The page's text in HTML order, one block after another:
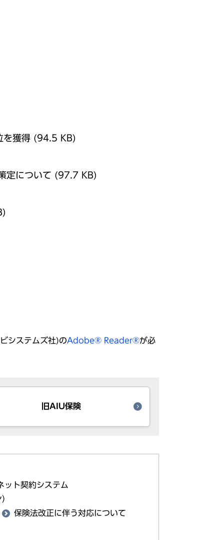
を獲得 (94.5 KB)
定について (97.7 KB)
システムズ社)のAdobe® Reader®が必
旧AIU保険
ット契約システム
保険法改正に伴う対応について